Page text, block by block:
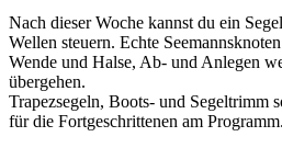
Nach dieser Woche kannst du ein
Wellen steuern. Echte
Wende und Halse, Ab- und Anlegen
übergehen.
Trapezsegeln, Boots- und Segeltrimm
für die Fortgeschrittenen am Programm.